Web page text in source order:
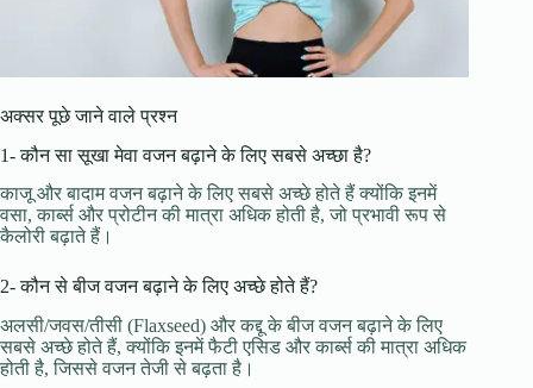
अक्सर पूछे जाने वाले प्रश्न
1- कौन सा सूखा मेवा वजन बढ़ाने के लिए सबसे अच्छा है?
काजू और बादाम वजन बढ़ाने के लिए सबसे अच्छे होते हैं क्योंकि इनमें
वसा, कार्ब्स और प्रोटीन की मात्रा अधिक होती है, जो प्रभावी रूप से
कैलोरी बढ़ाते हैं।
2- कौन से बीज वजन बढ़ाने के लिए अच्छे होते हैं?
अलसी/जवस/तीसी (Flaxseed) और कद्दू के बीज वजन बढ़ाने के लिए
सबसे अच्छे होते हैं, क्योंकि इनमें फैटी एसिड और कार्ब्स की मात्रा अधिक
होती है, जिससे वजन तेजी से बढ़ता है।